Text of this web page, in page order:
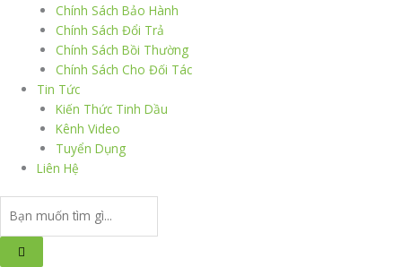
Chính Sách Bảo Hành
Chính Sách Đổi Trả
Chính Sách Bồi Thường
Chính Sách Cho Đối Tác
Tin Tức
Kiến Thức Tinh Dầu
Kênh Video
Tuyển Dụng
Liên Hệ